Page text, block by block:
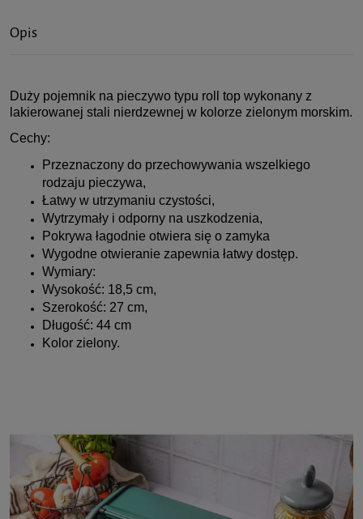
Opis
Duży pojemnik na pieczywo typu roll top wykonany z
lakierowanej stali nierdzewnej w kolorze zielonym morskim.
Cechy:
Przeznaczony do przechowywania wszelkiego
rodzaju pieczywa,
Łatwy w utrzymaniu czystości,
Wytrzymały i odporny na uszkodzenia,
Pokrywa łagodnie otwiera się o zamyka
Wygodne otwieranie zapewnia łatwy dostęp.
Wymiary:
Wysokość: 18,5 cm,
Szerokość: 27 cm,
Długość: 44 cm
Kolor zielony.